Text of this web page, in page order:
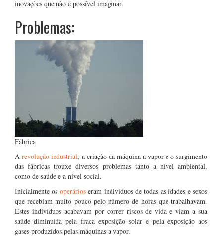
inovações que não é possível imaginar.
Problemas:
Fábrica
A revolução industrial, a criação da máquina a vapor e o surgimento
das fábricas trouxe diversos problemas tanto a nível ambiental,
como de saúde e a nível social.
Inicialmente os operárioseram indivíduos de todas as idades e sexos
que recebiam muito pouco pelo número de horas que trabalhavam.
Estes indivíduos acabavam por correr riscos de vida e viam a sua
saúde diminuída pela fraca exposição solar e pela exposição aos
gases produzidos pelas máquinas a vapor.